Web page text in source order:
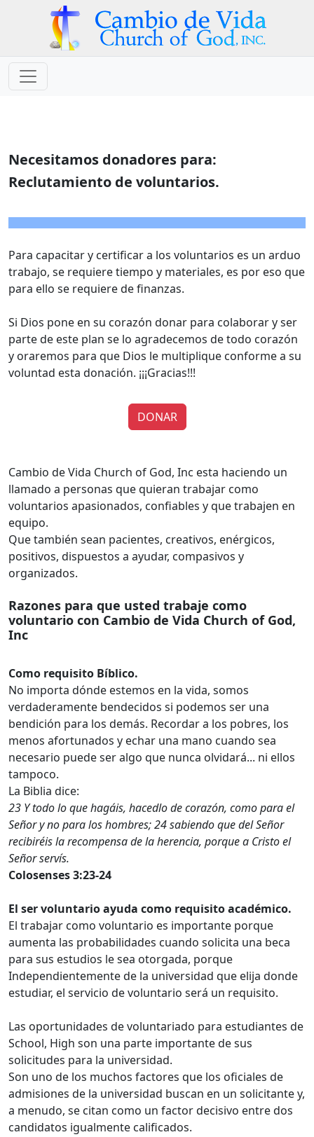
Necesitamos donadores para:
Reclutamiento de voluntarios.
Para capacitar y certificar a los voluntarios es un arduo
trabajo, se requiere tiempo y materiales, es por eso que
para ello se requiere de finanzas.
Si Dios pone en su corazón donar para colaborar y ser
parte de este plan se lo agradecemos de todo corazón
y oraremos para que Dios le multiplique conforme a su
voluntad esta donación. ¡¡¡Gracias!!!
DONAR
Cambio de Vida Church of God, Inc esta haciendo un
llamado a personas que quieran trabajar como
voluntarios apasionados, confiables y que trabajen en
equipo.
Que también sean pacientes, creativos, enérgicos,
positivos, dispuestos a ayudar, compasivos y
organizados.
Razones para que usted trabaje como
voluntario con Cambio de Vida Church of God,
Inc
Como requisito Bíblico.
No importa dónde estemos en la vida, somos
verdaderamente bendecidos si podemos ser una
bendición para los demás. Recordar a los pobres, los
menos afortunados y echar una mano cuando sea
necesario puede ser algo que nunca olvidará... ni ellos
tampoco.
La Biblia dice:
23 Y todo lo que hagáis, hacedlo de corazón, como para el
Señor y no para los hombres; 24 sabiendo que del Señor
recibiréis la recompensa de la herencia, porque a Cristo el
Señor servís.
Colosenses 3:23-24
El ser voluntario ayuda como requisito académico.
El trabajar como voluntario es importante porque
aumenta las probabilidades cuando solicita una beca
para sus estudios le sea otorgada, porque
Independientemente de la universidad que elija donde
estudiar, el servicio de voluntario será un requisito.
Las oportunidades de voluntariado para estudiantes de
School, High son una parte importante de sus
solicitudes para la universidad.
Son uno de los muchos factores que los oficiales de
admisiones de la universidad buscan en un solicitante y,
a menudo, se citan como un factor decisivo entre dos
candidatos igualmente calificados.